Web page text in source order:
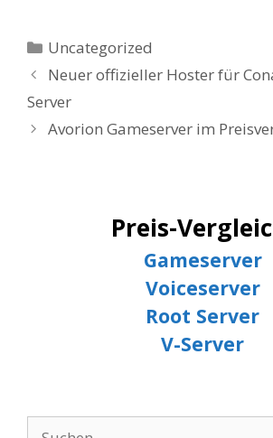
b
o
o
k
er s
A
p
Kategorien
Uncategorized
Neuer offizieller Hoster für
Server
Avorion Gameserver im
Preis-
Gameserver
Voiceserver
Root Server
V-Server